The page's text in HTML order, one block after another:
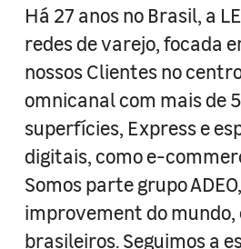
Há 27 anos no Brasil, a
redes de varejo, focada
nossos Clientes no
omnicanal com mais de
superfícies, Express e
digitais, como e-
Somos parte grupo
improvement do mundo,
brasileiros. Seguimos a